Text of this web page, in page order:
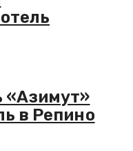
«Азимут»
в Репино